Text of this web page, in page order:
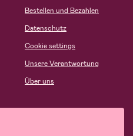
Bestellen und Bezahlen
Datenschutz
Cookie settings
Unsere Verantwortung
Über uns